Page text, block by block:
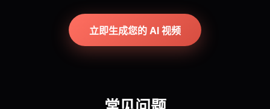
立即生成您的 AI 视频